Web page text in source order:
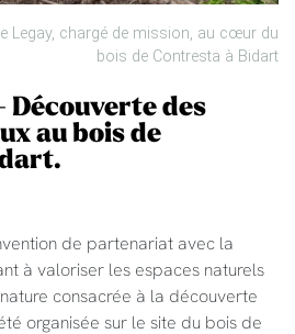
Legay, chargé de mission, au cœur du
bois de Contresta à Bidart
des
au bois de
de partenariat avec la
à valoriser les espaces naturels
consacrée à la découverte
organisée sur le site du bois de